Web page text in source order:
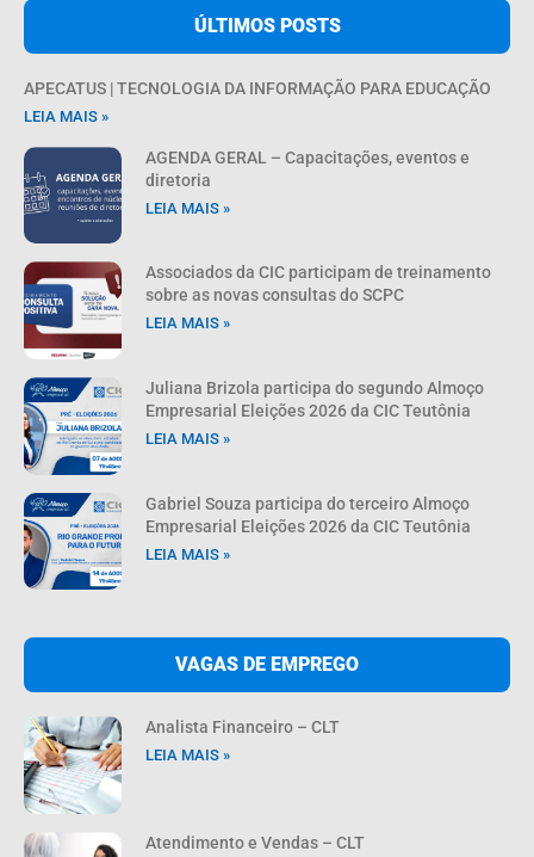
ÚLTIMOS POSTS
APECATUS | TECNOLOGIA DA INFORMAÇÃO PARA EDUCAÇÃO
LEIA MAIS »
AGENDA GERAL – Capacitações, eventos e
diretoria
LEIA MAIS »
Associados da CIC participam de treinamento
sobre as novas consultas do SCPC
LEIA MAIS »
Juliana Brizola participa do segundo Almoço
Empresarial Eleições 2026 da CIC Teutônia
LEIA MAIS »
Gabriel Souza participa do terceiro Almoço
Empresarial Eleições 2026 da CIC Teutônia
LEIA MAIS »
VAGAS DE EMPREGO
Analista Financeiro – CLT
LEIA MAIS »
Atendimento e Vendas – CLT